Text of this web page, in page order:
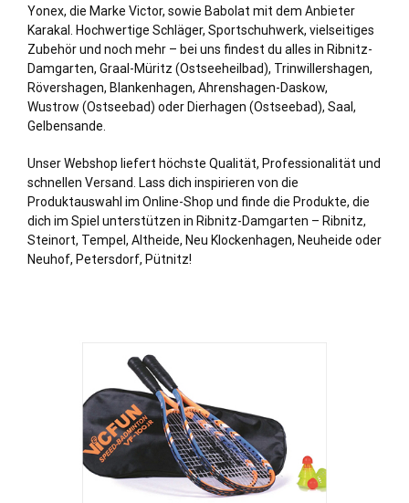
Yonex, die Marke Victor, sowie Babolat mit dem Anbieter
Karakal. Hochwertige Schläger, Sportschuhwerk, vielseitiges
Zubehör und noch mehr – bei uns findest du alles in Ribnitz-
Damgarten, Graal-Müritz (Ostseeheilbad), Trinwillershagen,
Rövershagen, Blankenhagen, Ahrenshagen-Daskow,
Wustrow (Ostseebad) oder Dierhagen (Ostseebad), Saal,
Gelbensande.
Unser Webshop liefert höchste Qualität, Professionalität und
schnellen Versand. Lass dich inspirieren von die
Produktauswahl im Online-Shop und finde die Produkte, die
dich im Spiel unterstützen in Ribnitz-Damgarten – Ribnitz,
Steinort, Tempel, Altheide, Neu Klockenhagen, Neuheide oder
Neuhof, Petersdorf, Pütnitz!